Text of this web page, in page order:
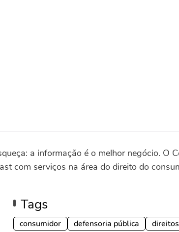
a informação é o melhor negócio. O
com serviços na área do direito do
Tags
consumidor defensoria pública